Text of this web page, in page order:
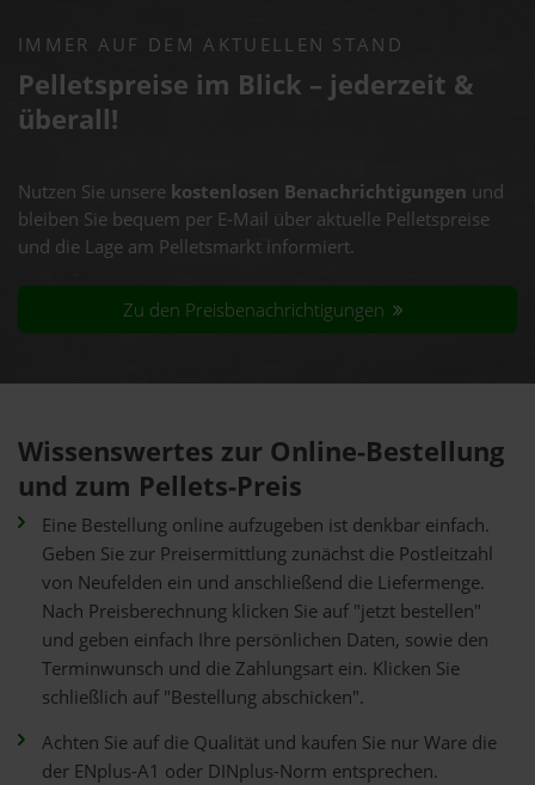
IMMER AUF DEM AKTUELLEN STAND
Pelletspreise im Blick – jederzeit &
überall!
Nutzen Sie unsere kostenlosen Benachrichtigungen und
bleiben Sie bequem per E-Mail über aktuelle Pelletspreise
und die Lage am Pelletsmarkt informiert.
Zu den Preisbenachrichtigungen
Wissenswertes zur Online-Bestellung
und zum Pellets-Preis
Eine Bestellung online aufzugeben ist denkbar einfach.
Geben Sie zur Preisermittlung zunächst die Postleitzahl
von Neufelden ein und anschließend die Liefermenge.
Nach Preisberechnung klicken Sie auf "jetzt bestellen"
und geben einfach Ihre persönlichen Daten, sowie den
Terminwunsch und die Zahlungsart ein. Klicken Sie
schließlich auf "Bestellung abschicken".
Achten Sie auf die Qualität und kaufen Sie nur Ware die
der ENplus-A1 oder DINplus-Norm entsprechen.